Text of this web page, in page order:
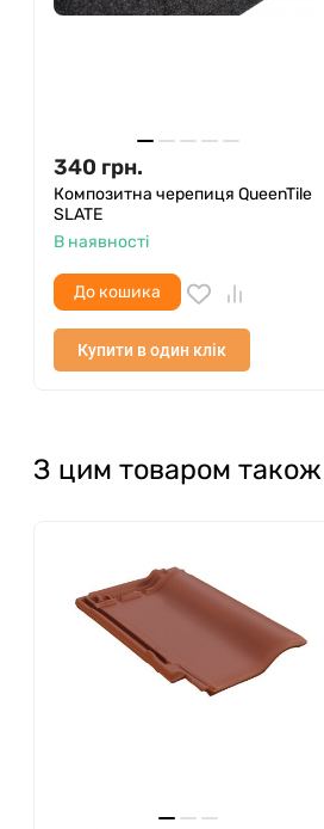
340 грн.
Композитна черепиця QueenTile
SLATE
В наявності
До кошика
Купити в один клік
З цим товаром